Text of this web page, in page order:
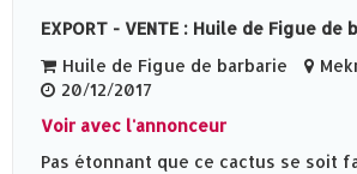
EXPORT - VENTE : Huile de Figue de
Huile de Figue de barbarie
20/12/2017
Voir avec l'annonceur
Pas étonnant que ce cactus se soit